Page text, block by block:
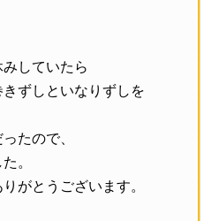
していたら
ずしといなりずしを
たので、
。
がとうございます。